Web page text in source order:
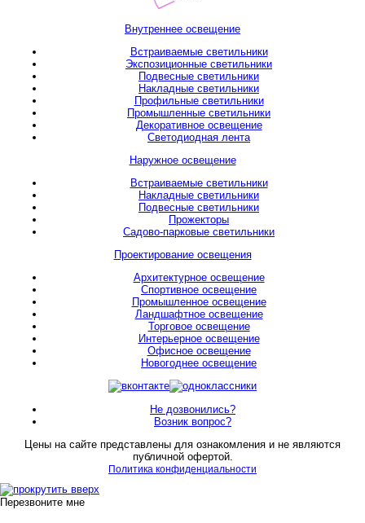
Внутреннее освещение
Встраиваемые светильники
Экспозиционные светильники
Подвесные светильники
Накладные светильники
Профильные светильники
Промышленные светильники
Декоративное освещение
Светодиодная лента
Наружное освещение
Встраиваемые светильники
Накладные светильники
Подвесные светильники
Прожекторы
Садово-парковые светильники
Проектирование освещения
Архитектурное освещение
Спортивное освещение
Промышленное освещение
Ландшафтное освещение
Торговое освещение
Интерьерное освещение
Офисное освещение
Новогоднее освещение
Не дозвонились?
Возник вопрос?
Цены на сайте представлены для ознакомления и не являются
публичной офертой.
Политика конфиденциальности
Перезвоните мне